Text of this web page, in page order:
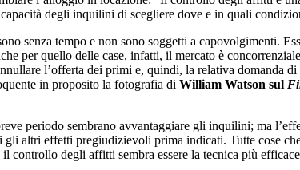
degli inquilini di scegliere dove e in quali
senza tempo e non sono soggetti a capovolgimenti.
per quello delle case, infatti, il mercato è
l’offerta dei primi e, quindi, la relativa domanda
in proposito la fotografia di William Watson sul
periodo sembrano avvantaggiare gli inquilini; ma
gli altri effetti pregiudizievoli prima indicati. Tutte cose
degli affitti sembra essere la tecnica più